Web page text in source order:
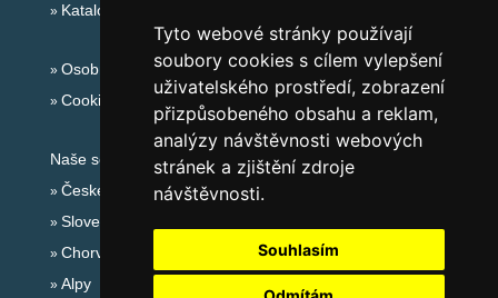
Tyto webové stránky používají
soubory cookies s cílem vylepšení
uživatelského prostředí, zobrazení
přizpůsobeného obsahu a reklam,
analýzy návštěvnosti webových
stránek a zjištění zdroje
návštěvnosti.
Souhlasím
Katalog ubytování
Osobní údaje
Cookies
Naše servery:
České hory
Slovenské hory
Chorvatsko
Alpy